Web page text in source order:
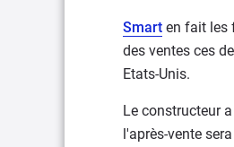
Smart en fait les
des ventes ces
Etats-Unis.
Le constructeur
l'après-vente